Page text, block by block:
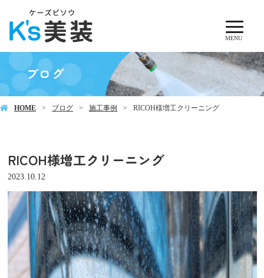
MENU
ブログ
HOME ブログ 施工事例 RICOH様増工クリーニング
RICOH様増工クリーニング
2023.10.12